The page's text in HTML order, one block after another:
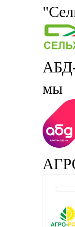
мы